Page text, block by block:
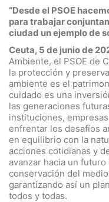
“Desde el PSOE
para trabajar
ciudad un ejemplo de
Ceuta, 5 de junio de
Ambiente, el PSOE de
la protección y
ambiente es el
cuidado es una
las generaciones
instituciones,
enfrentar los desafíos
en equilibrio con la
acciones cotidianas y
avanzar hacia un
conservación del
garantizando así un
todos y todas.